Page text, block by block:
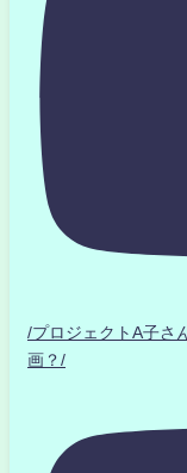
/プロジェクトA子
画？/